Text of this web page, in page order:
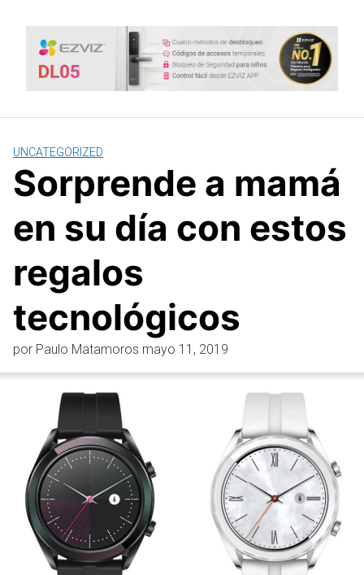
contenido
UNCATEGORIZED
Sorprende a mamá
en su día con estos
regalos
tecnológicos
por Paulo Matamoros mayo 11, 2019